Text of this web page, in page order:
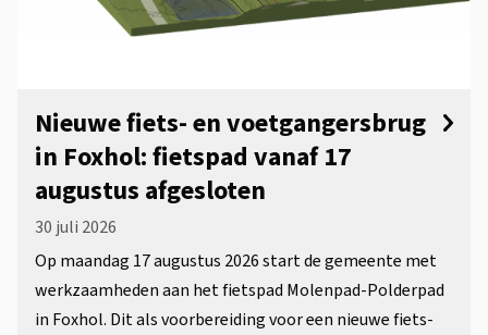
Nieuwe fiets- en voetgangersbrug
in Foxhol: fietspad vanaf 17
augustus afgesloten
30 juli 2026
Op maandag 17 augustus 2026 start de gemeente met
werkzaamheden aan het fietspad Molenpad-Polderpad
in Foxhol. Dit als voorbereiding voor een nieuwe fiets-